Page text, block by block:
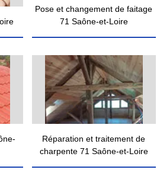
Pose et changement de faitage
71 Saône-et-Loire
Réparation et traitement de
charpente 71 Saône-et-Loire